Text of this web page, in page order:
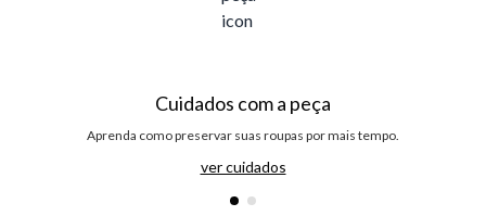
Cuidados com a peça
Aprenda como preservar suas roupas por mais tempo.
ver cuidados